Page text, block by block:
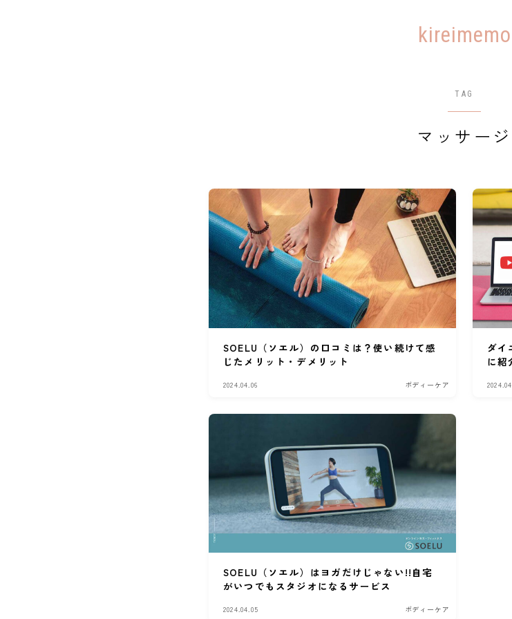
kireimemo
TAG
マッサージ
SOELU（ソエル）の口コミは？使い続けて感
じたメリット・デメリット
2024.04.06 ボディーケア
ダイ
に紹
SOELU（ソエル）はヨガだけじゃない!!自宅
がいつでもスタジオになるサービス
2024.04.05 ボディーケア